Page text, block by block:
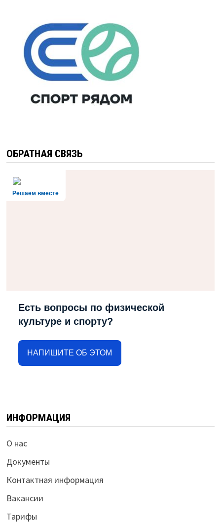
ОБРАТНАЯ СВЯЗЬ
Решаем вместе
Есть вопросы по физической
культуре и спорту?
НАПИШИТЕ ОБ ЭТОМ
ИНФОРМАЦИЯ
О нас
Документы
Контактная информация
Вакансии
Тарифы